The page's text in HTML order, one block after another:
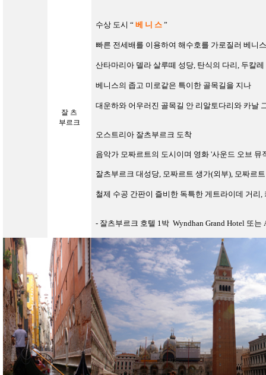
잘 츠
부르크
수상 도시 “베 니 스 ”
빠른 전세배를 이용하여 해수호를 가로질러 베니
산타마리아 델라 살루떼 성당, 탄식의 다리, 두칼레
베니스의 좁고 미로같은 특이한 골목길을 지나
대운하와 어우러진 골목길 안 리알토다리와 카날
오스트리아 잘츠부르크 도착
음악가 모짜르트의 도시이며 영화 '사운드 오브 뮤
잘츠부르크 대성당, 모짜르트 생가(외부), 모짜르
철제 수공 간판이 즐비한 독특한 게트라이데 거리,
- 잘츠부르크 호텔 1박 Wyndhan Grand Hotel 또는